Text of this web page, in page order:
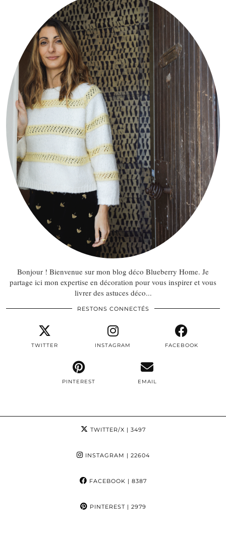
Bonjour ! Bienvenue sur mon blog déco Blueberry Home. Je
partage ici mon expertise en décoration pour vous inspirer et vous
livrer des astuces déco...
RESTONS CONNECTÉS
TWITTER INSTAGRAM FACEBOOK
PINTEREST EMAIL
TWITTER/X | 3497
INSTAGRAM | 22604
FACEBOOK | 8387
PINTEREST| 2979